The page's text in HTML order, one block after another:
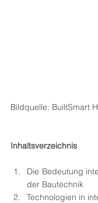
Bildquelle: BuiltSmart
Inhaltsverzeichnis
Die Bedeutung
der Bautechnik
Technologien in